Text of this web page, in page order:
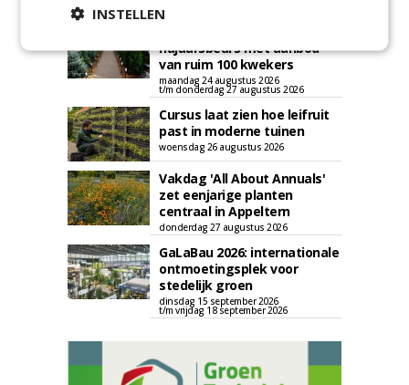
najaarsbeurs met aanbod
van ruim 100 kwekers
maandag 24 augustus 2026
t/m donderdag 27 augustus 2026
Cursus laat zien hoe leifruit
past in moderne tuinen
woensdag 26 augustus 2026
Vakdag 'All About Annuals'
zet eenjarige planten
centraal in Appeltern
donderdag 27 augustus 2026
GaLaBau 2026: internationale
ontmoetingsplek voor
stedelijk groen
dinsdag 15 september 2026
t/m vrijdag 18 september 2026
INSTELLEN